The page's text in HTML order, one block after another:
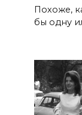
Похоже,
бы одну